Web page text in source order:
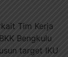
Tim Kerja
Bengkulu
target IKU